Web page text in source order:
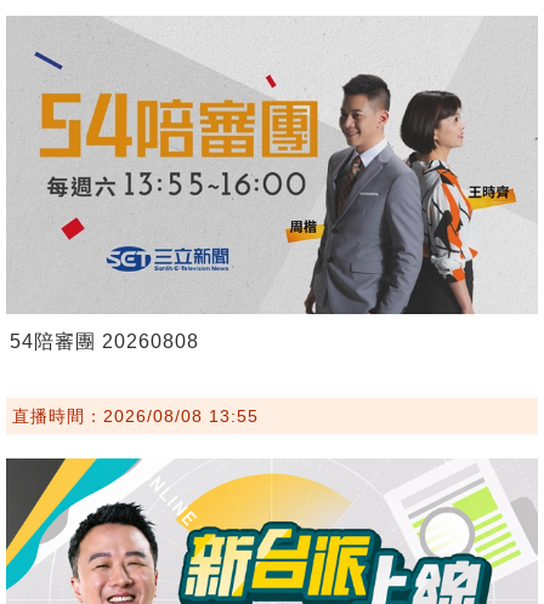
54陪審團 20260808
直播時間：2026/08/08 13:55